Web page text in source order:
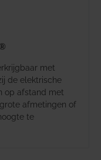
met
de elektrische
op afstand met
afmetingen of
te